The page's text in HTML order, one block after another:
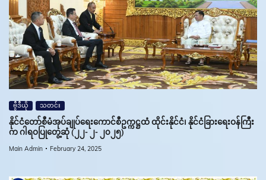
ဗွီဒီယို သတင်း
နိုင်ငံတော်စီမံအုပ်ချုပ်ရေးကောင်စီဥက္ကဋ္ဌထံ ထိုင်းနိုင်ငံ၊ နိုင်ငံခြားရေးဝန်ကြီး
က ဂါရဝပြုတွေ့ဆုံ (၂၂- ၂- ၂၀၂၅)
Main Admin February 24, 2025